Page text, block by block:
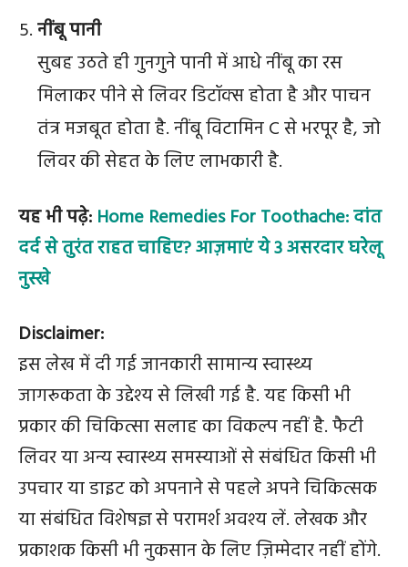
नींबू पानी
सुबह उठते ही गुनगुने पानी में आधे नींबू का रस
मिलाकर पीने से लिवर डिटॉक्स होता है और पाचन
तंत्र मजबूत होता है. नींबू विटामिन C से भरपूर है, जो
लिवर की सेहत के लिए लाभकारी है.
यह भी पढ़े: Home Remedies For Toothache: दांत
दर्द से तुरंत राहत चाहिए? आज़माएं ये 3 असरदार घरेलू
नुस्खे
Disclaimer:
इस लेख में दी गई जानकारी सामान्य स्वास्थ्य
जागरूकता के उद्देश्य से लिखी गई है. यह किसी भी
प्रकार की चिकित्सा सलाह का विकल्प नहीं है. फैटी
लिवर या अन्य स्वास्थ्य समस्याओं से संबंधित किसी भी
उपचार या डाइट को अपनाने से पहले अपने चिकित्सक
या संबंधित विशेषज्ञ से परामर्श अवश्य लें. लेखक और
प्रकाशक किसी भी नुकसान के लिए ज़िम्मेदार नहीं होंगे.